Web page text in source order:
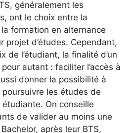
généralement les
ont le choix entre la
formation en alternance
projet d’études. Cependant,
de l’étudiant, la finalité d’un
autant : faciliter l’accès à
donner la possibilité à
les études de
étudiante. On conseille
de valider au moins une
après leur BTS,